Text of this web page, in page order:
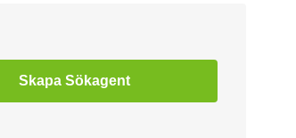
Skapa Sökagent